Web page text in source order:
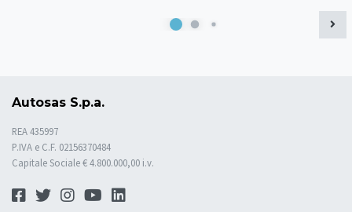
Autosas S.p.a.
REA 435997
P.IVA e C.F. 02156370484
Capitale Sociale € 4.800.000,00 i.v.